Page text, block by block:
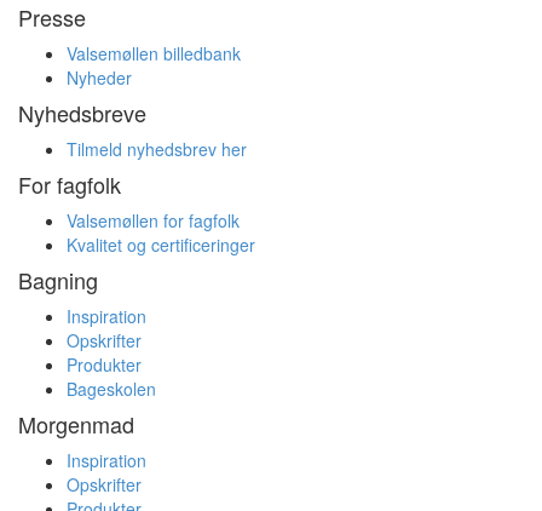
Presse
Valsemøllen billedbank
Nyheder
Nyhedsbreve
Tilmeld nyhedsbrev her
For fagfolk
Valsemøllen for fagfolk
Kvalitet og certificeringer
Bagning
Inspiration
Opskrifter
Produkter
Bageskolen
Morgenmad
Inspiration
Opskrifter